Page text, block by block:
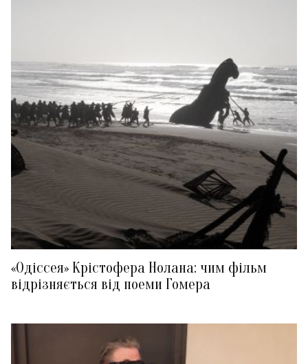
«Одіссея» Крістофера Нолана: чим фільм
відрізняється від поеми Гомера